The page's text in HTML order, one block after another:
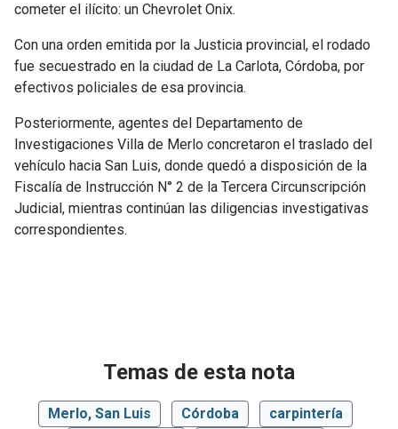
cometer el ilícito: un Chevrolet Onix.
Con una orden emitida por la Justicia provincial, el rodado
fue secuestrado en la ciudad de La Carlota, Córdoba, por
efectivos policiales de esa provincia.
Posteriormente, agentes del Departamento de
Investigaciones Villa de Merlo concretaron el traslado del
vehículo hacia San Luis, donde quedó a disposición de la
Fiscalía de Instrucción N° 2 de la Tercera Circunscripción
Judicial, mientras continúan las diligencias investigativas
correspondientes.
Temas de esta nota
Merlo, San Luis Córdoba
carpintería